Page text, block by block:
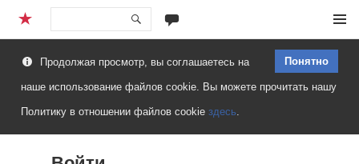
Перейти
содержимому
Понятно
Продолжая просмотр, вы соглашаетесь на
наше использование файлов cookie. Вы можете прочитать нашу
Политику в отношении файлов cookie здесь.